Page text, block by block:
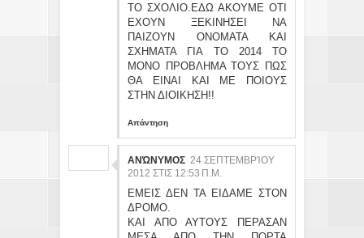
ΤΟ ΣΧΟΛΙΟ.ΕΔΩ ΑΚΟΥΜΕ ΟΤΙ
ΕΧΟΥΝ ΞΕΚΙΝΗΣΕΙ ΝΑ
ΠΑΙΖΟΥΝ ΟΝΟΜΑΤΑ ΚΑΙ
ΣΧΗΜΑΤΑ ΓΙΑ ΤΟ 2014 ΤΟ
ΜΟΝΟ ΠΡΟΒΛΗΜΑ ΤΟΥΣ ΠΩΣ
ΘΑ ΕΙΝΑΙ ΚΑΙ ΜΕ ΠΟΙΟΥΣ
ΣΤΗΝ ΔΙΟΙΚΗΣΗ!!
Απάντηση
ΑΝΏΝΥΜΟΣ 24 ΣΕΠΤΕΜΒΡΊΟΥ
2012 ΣΤΙΣ 12:53 Π.Μ.
ΕΜΕΙΣ ΔΕΝ ΤΑ ΕΙΔΑΜΕ ΣΤΟΝ
ΔΡΟΜΟ.
ΚΑΙ ΑΠΟ ΑΥΤΟΥΣ ΠΕΡΑΣΑΝ